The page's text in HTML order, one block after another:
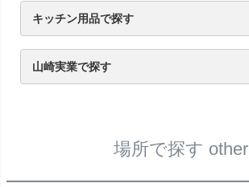
キッチン用品
お風呂・トイレ用品
収納用品
インテリア雑貨
other
キッチン用品で探す
キッチン収納
シンク周り
コンロ周り
マグネット収納
食器・調理器具収納
調味料収納
シンク・戸棚下
other
山崎実業で探す
場所で探す other